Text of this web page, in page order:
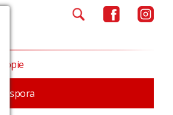
Diaspora